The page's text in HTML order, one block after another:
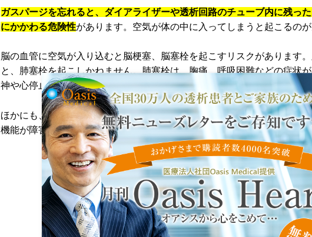
ガスパージを忘れると、ダイアライザーや透析回路のチューブ内に残っ
にかかわる危険性があります。空気が体の中に入ってしまうと起こるのが
脳の血管に空気が入り込むと脳梗塞、脳塞栓を起こすリスクがあります
と、肺塞栓を起こしかねません。肺塞栓は、胸痛、呼吸困難などの症状
神や心停止もみられます。
ほかにも、ダイアライザーの中に残った空気が血液にふれて固まってし
機能が障害され、透析効率が悪くなります。